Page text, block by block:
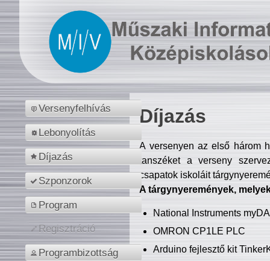
Versenyfelhívás
Lebonyolítás
Díjazás
Szponzorok
Program
Regisztráció
Programbizottság
Díjazás
A versenyen az első három
tanszéket a verseny
csapatok iskoláit
A tárgynyeremények,
National Instruments
OMRON CP1LE PLC
Arduino fejlesztő kit